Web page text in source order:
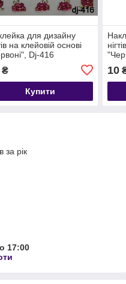
для дизайну
на клейовій основі
Dj-416
Купити
10
за рік
17:00